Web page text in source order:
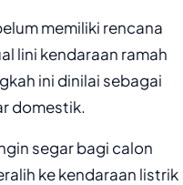
memiliki rencana
lini kendaraan ramah
ini dinilai sebagai
domestik.
segar bagi calon
ke kendaraan listrik